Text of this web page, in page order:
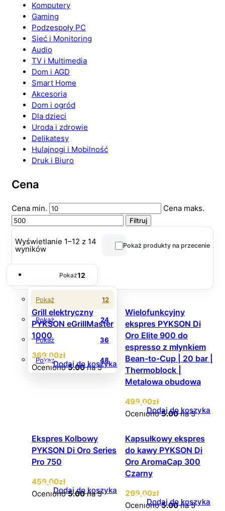
Komputery
Gaming
Podzespoły PC
Sieć i Monitoring
Audio
TV i Multimedia
Dom i AGD
Smart Home
Akcesoria
Dom i ogród
Dla dzieci
Uroda i zdrowie
Delikatesy
Hulajnogi i Mobilność
Druk i Biuro
Cena
Cena min. Cena maks.
Filtruj
Wyświetlanie 1–12 z 14
wyników Pokaż produkty na przecenie
Pokaż12
Pokaż 12
Pokaż 24
Pokaż 36
Pokaż 48
Grill elektryczny
PYKSON eGrillMaster
1000
369,00zł
Oceniono5.00na 5
Dodaj do koszyka
Wielofunkcyjny
ekspres PYKSON Di
Oro Elite 900 do
espresso z młynkiem
Bean-to-Cup | 20 bar |
Thermoblock |
Metalowa obudowa
499,00zł
Oceniono5.00na 5
Dodaj do koszyka
Ekspres Kolbowy
PYKSON Di Oro Series
Pro 750
459,00zł
Oceniono5.00na 5
Dodaj do koszyka
Kapsułkowy ekspres
do kawy PYKSON Di
Oro AromaCap 300
Czarny
299,00zł
Oceniono5.00na 5
Dodaj do koszyka